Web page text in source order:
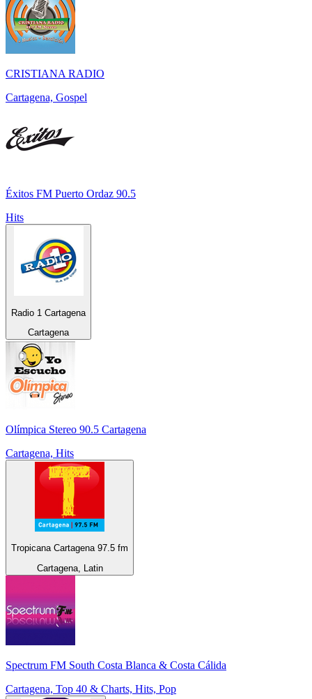
CRISTIANA RADIO
Cartagena, Gospel
Éxitos FM Puerto Ordaz 90.5
Hits
Radio 1 Cartagena
Cartagena
Olímpica Stereo 90.5 Cartagena
Cartagena, Hits
Tropicana Cartagena 97.5 fm
Cartagena, Latin
Spectrum FM South Costa Blanca & Costa Cálida
Cartagena, Top 40 & Charts, Hits, Pop